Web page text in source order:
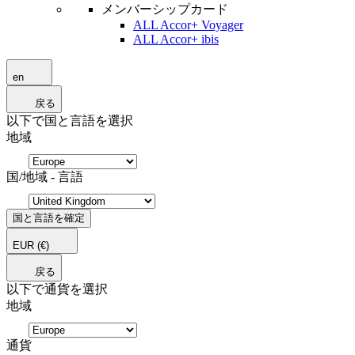
メンバーシップカード
ALL Accor+ Voyager
ALL Accor+ ibis
en
戻る
以下で国と言語を選択
地域
国/地域 - 言語
国と言語を確定
EUR (€)
戻る
以下で通貨を選択
地域
通貨